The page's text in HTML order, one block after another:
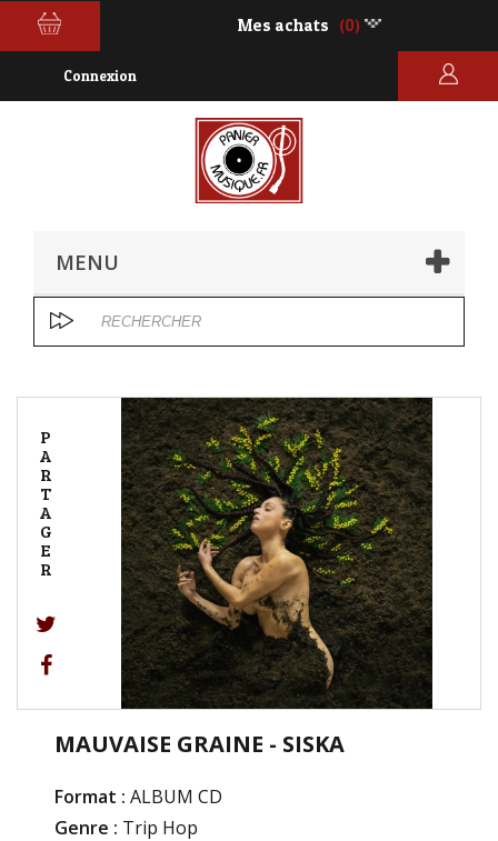
Mes achats (0)
Connexion
MENU
P
A
R
T
A
G
E
R
MAUVAISE GRAINE - SISKA
Format : ALBUM CD
Genre : Trip Hop